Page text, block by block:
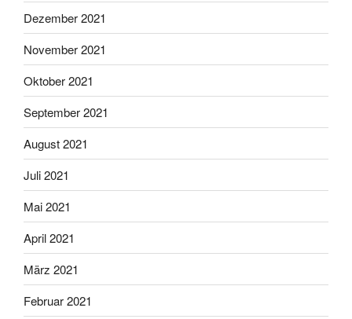
Dezember 2021
November 2021
Oktober 2021
September 2021
August 2021
Juli 2021
Mai 2021
April 2021
März 2021
Februar 2021